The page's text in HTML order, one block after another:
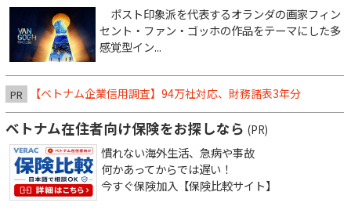
ポスト印象派を代表するオランダの画家フィン
セント・ファン・ゴッホの作品をテーマにした多
感覚型イン...
PR 【ベトナム企業信用調査】94万社対応、財務諸表3年分
ベトナム在住者向け保険をお探しなら (PR)
慣れない海外生活、急病や事故
何かあってからでは遅い！
今すぐ保険加入【保険比較サイト】